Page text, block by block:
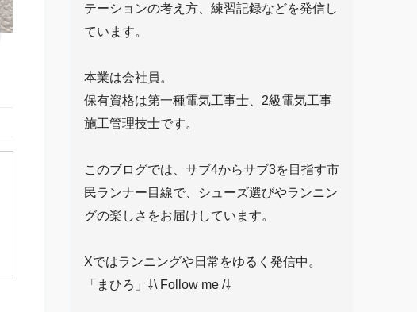
テーションの考え方、練習記録などを発信し
ています。
本業は会社員。
保有資格は第一種電気工事士、2級電気工事
施工管理技士です。
このブログでは、サブ4からサブ3を目指す市
民ランナー目線で、シューズ選びやランニン
グの楽しさをお届けしています。
Xではランニングや日常をゆるく発信中。
「まひろ」⇩\ Follow me /⇩